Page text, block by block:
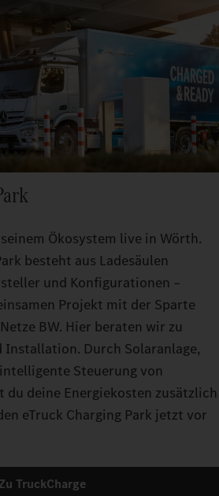
Ökosystem live in Wörth.
besteht aus Ladesäulen
und Konfigurationen –
Projekt mit der Sparte
BW. Hier beraten wir zu
Installation. Durch Solaranlage,
Steuerung von
du deine Energiekosten zusätzlich
eTruck Charging Park jetzt vor
Zu TruckCharge